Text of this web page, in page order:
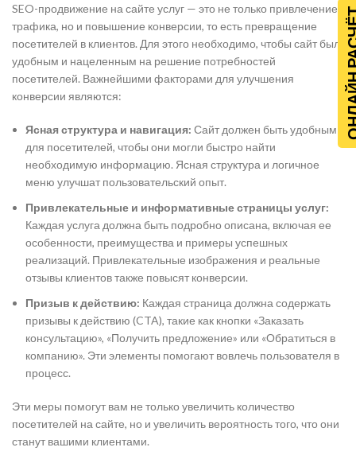
SEO-продвижение на сайте услуг — это не только привлечение
трафика, но и повышение конверсии, то есть превращение
посетителей в клиентов. Для этого необходимо, чтобы сайт был
удобным и нацеленным на решение потребностей
посетителей. Важнейшими факторами для улучшения
конверсии являются:
Ясная структура и навигация: Сайт должен быть удобным
для посетителей, чтобы они могли быстро найти
необходимую информацию. Ясная структура и логичное
меню улучшат пользовательский опыт.
Привлекательные и информативные страницы услуг:
Каждая услуга должна быть подробно описана, включая ее
особенности, преимущества и примеры успешных
реализаций. Привлекательные изображения и реальные
отзывы клиентов также повысят конверсии.
Призыв к действию: Каждая страница должна содержать
призывы к действию (CTA), такие как кнопки «Заказать
консультацию», «Получить предложение» или «Обратиться в
компанию». Эти элементы помогают вовлечь пользователя в
процесс.
Эти меры помогут вам не только увеличить количество
посетителей на сайте, но и увеличить вероятность того, что они
станут вашими клиентами.